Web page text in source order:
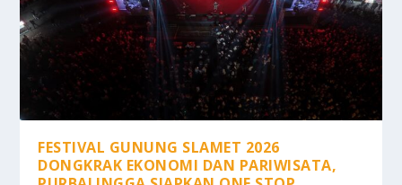
FESTIVAL GUNUNG SLAMET 2026
DONGKRAK EKONOMI DAN PARIWISATA,